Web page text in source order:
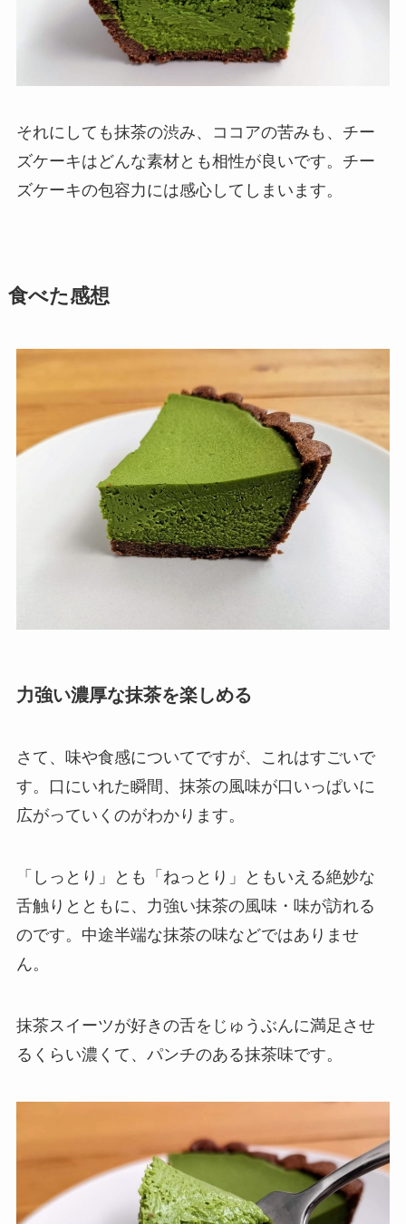
それにしても抹茶の渋み、ココアの苦みも、チー
ズケーキはどんな素材とも相性が良いです。チー
ズケーキの包容力には感心してしまいます。
食べた感想
力強い濃厚な抹茶を楽しめる
さて、味や食感についてですが、これはすごいで
す。口にいれた瞬間、 抹茶の風味が口いっぱいに
広がっていくのがわかります。
「しっとり」とも「ねっとり」ともいえる絶妙な
舌触りとともに、力強い抹茶の風味・味が訪れる
のです。中途半端な抹茶の味などではありませ
ん。
抹茶スイーツが好きの舌をじゅうぶんに満足させ
るくらい濃くて、パンチのある抹茶味です。